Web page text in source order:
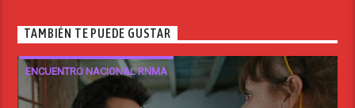
TAMBIÉN TE PUEDE GUSTAR
ENCUENTRO NACIONAL RNMA